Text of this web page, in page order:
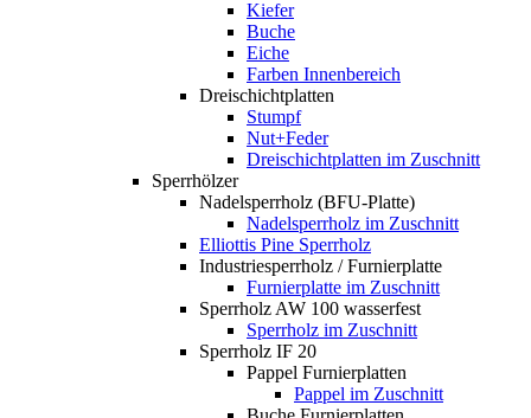
Kiefer
Buche
Eiche
Farben Innenbereich
Dreischichtplatten
Stumpf
Nut+Feder
Dreischichtplatten im Zuschnitt
Sperrhölzer
Nadelsperrholz (BFU-Platte)
Nadelsperrholz im Zuschnitt
Elliottis Pine Sperrholz
Industriesperrholz / Furnierplatte
Furnierplatte im Zuschnitt
Sperrholz AW 100 wasserfest
Sperrholz im Zuschnitt
Sperrholz IF 20
Pappel Furnierplatten
Pappel im Zuschnitt